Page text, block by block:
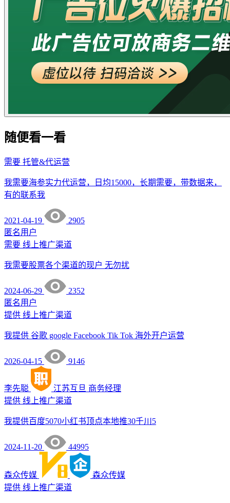
随便看一看
需要 托管&代运营
我需要海参实力代运营，日均15000，长期需要，带数据来，
有的联系我
2021-04-19
2905
匿名用户
需要 线上推广渠道
我需要股票各个渠道的现户 无勿扰
2024-06-29
2352
匿名用户
提供 线上推广渠道
我提供 谷歌 google Facebook Tik Tok 海外开户运营
2026-04-15 9146
李先聪 江苏互旦 商务经理
提供 线上推广渠道
我提供百度5070小红书顶点本地推30千川5
2024-11-20 44995
森众传媒
森众传媒
提供 线上推广渠道